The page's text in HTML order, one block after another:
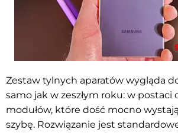
Zestaw tylnych aparatów wygląda
samo jak w zeszłym roku: w postaci
modułów, które dość mocno
szybę. Rozwiązanie jest